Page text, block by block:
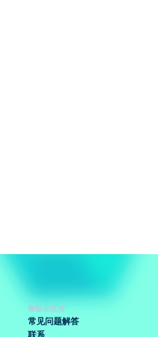
帮助和支持
常见问题解答
联系